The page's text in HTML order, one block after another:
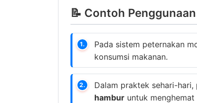
📝 Contoh
1. Pada sistem peternakan
konsumsi makanan.
2. Dalam praktek sehari-
hambur untuk